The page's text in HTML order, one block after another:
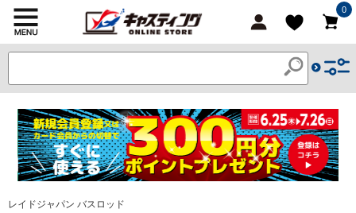
0
レイドジャパン バスロッド